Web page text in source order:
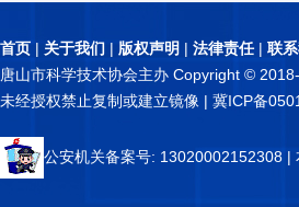
首页 | 关于我们 | 版权声明 | 法律责任| 联
唐山市科学技术协会主办 Copyright ©
未经授权禁止复制或建立镜像 | 冀ICP备
公安机关备案号: 13020002152308 |